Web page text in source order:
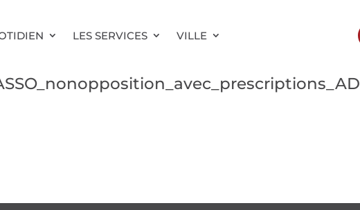
LES SERVICES VILLE